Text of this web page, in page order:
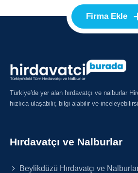
Firma Ekle
Türkiye'de yer alan hırdavatçı ve nalburlar
hızlıca ulaşabilir, bilgi alabilir ve
Hırdavatçı ve Nalburlar
Beylikdüzü Hırdavatçı ve